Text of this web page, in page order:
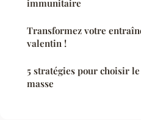
immunitaire
Transformez votre
valentin !
5 stratégies pour choisir
masse